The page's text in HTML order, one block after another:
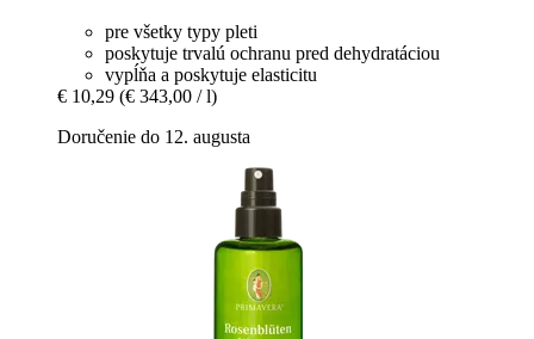
pre všetky typy pleti
poskytuje trvalú ochranu pred dehydratáciou
vypĺňa a poskytuje elasticitu
€ 10,29 (€ 343,00 / l)
Doručenie do 12. augusta